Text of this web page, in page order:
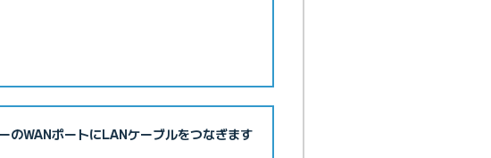
のWANポートにLANケーブルをつなぎます